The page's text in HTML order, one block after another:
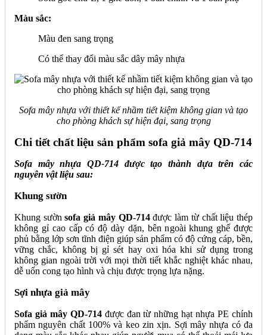
Màu sắc:
Màu đen sang trọng
Có thể thay đổi màu sắc dây mây nhựa
Sofa mây nhựa với thiết kế nhầm tiết kiệm không gian và tạo
cho phòng khách sự hiện đại, sang trọng
Chi tiết chất liệu sản phẩm sofa giả mây QD-714
Sofa mây nhựa QD-714 được tạo thành dựa trên các
nguyên vật liệu sau:
Khung sườn
Khung sườnsofa giả mây QD-714được làm từ chất liệu thép
không gỉ cao cấp có độ dày dặn, bên ngoài khung ghế được
phủ bằng lớp sơn tĩnh điện giúp sản phẩm có độ cứng cáp, bền,
vững chắc, không bị gỉ sét hay oxi hóa khi sử dụng trong
không gian ngoài trời với mọi thời tiết khắc nghiệt khác nhau,
dễ uốn cong tạo hình và chịu được trọng lựa nặng.
Sợi nhựa giả mây
Sofa giả mây QD-714được đan từ những hạt nhựa PE chính
phẩm nguyên chất 100% và keo zin xịn. Sợi mây nhựa có đa